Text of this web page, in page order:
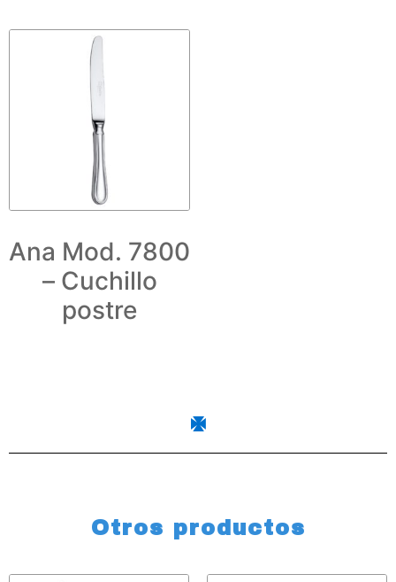
Ana Mod. 7800
– Cuchillo
postre
Otros productos